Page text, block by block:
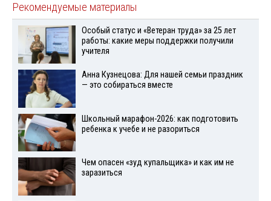
Рекомендуемые материалы
Особый статус и «Ветеран труда» за 25 лет
работы: какие меры поддержки получили
учителя
Анна Кузнецова: Для нашей семьи праздник
— это собираться вместе
Школьный марафон-2026: как подготовить
ребенка к учебе и не разориться
Чем опасен «зуд купальщика» и как им не
заразиться